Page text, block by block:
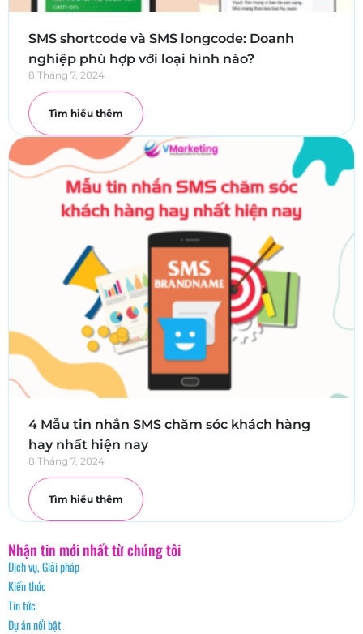
SMS shortcode và SMS longcode: Doanh
nghiệp phù hợp với loại hình nào?
8 Tháng 7, 2024
Tìm hiểu thêm
4 Mẫu tin nhắn SMS chăm sóc khách hàng
hay nhất hiện nay
8 Tháng 7, 2024
Tìm hiểu thêm
Nhận tin mới nhất từ chúng tôi
Dịch vụ, Giải pháp
Kiến thức
Tin tức
Dự án nổi bật